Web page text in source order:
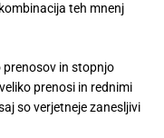
teh mnenj
prenosov in stopnjo
prenosi in rednimi
so verjetneje zanesljivi